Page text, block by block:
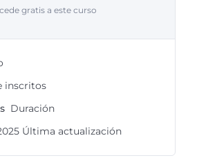
gratis a este curso
inscritos
Duración
Última actualización